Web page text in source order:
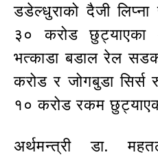
डडेल्धुराको दैजी
३० करोड छुट्याएका
भत्काडा बडाल रेल
करोड र जोगबुडा
१० करोड रकम
अर्थमन्त्री डा.